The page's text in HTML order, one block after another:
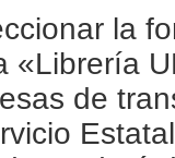
la
«Librería
de